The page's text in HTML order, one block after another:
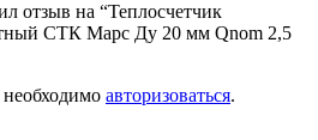
отзыв на “Теплосчетчик
СТК Марс Ду 20 мм Qnom 2,5
авторизоваться.